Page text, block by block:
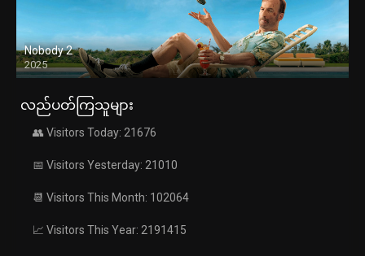
Nobody 2
2025
လည်ပတ်ကြသူများ
👥 Visitors Today: 21676
📅 Visitors Yesterday: 21010
📆 Visitors This Month: 102064
📈 Visitors This Year: 2191415